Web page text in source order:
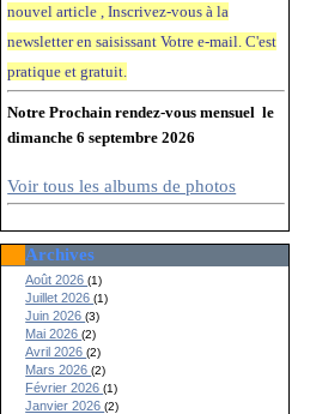
nouvel article , Inscrivez-vous à la
newsletter en saisissant Votre e-mail. C'est
pratique et gratuit.
Notre Prochain rendez-vous mensuel le
dimanche 6 septembre 2026
Voir tous les albums de photos
Archives
Août 2026(1)
Juillet 2026(1)
Juin 2026(3)
Mai 2026(2)
Avril 2026(2)
Mars 2026(2)
Février 2026(1)
Janvier 2026(2)